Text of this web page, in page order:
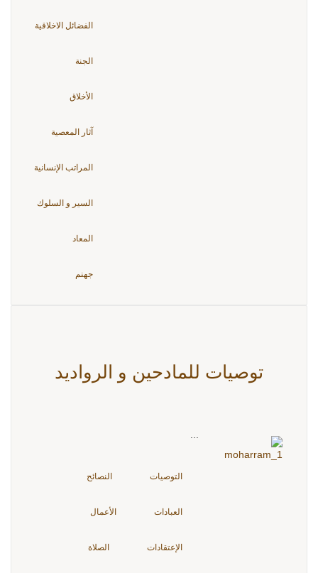
الفضائل الاخلاقية
الجنة
الأخلاق
آثار المعصية
المراتب الإنسانية
السير و السلوك
المعاد
جهنم
توصيات للمادحين و الرواديد
التوصيات النصائح
العبادات الأعمال
الإعتقادات الصلاة